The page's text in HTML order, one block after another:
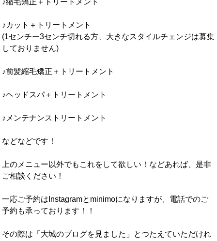
♪縮毛矯正＋トリートメント
♪カット＋トリートメント
(1センチー3センチ切れる方、大きなスタイルチェンジは募集
しておりません)
♪前髪縮毛矯正＋トリートメント
♪ヘッドスパ＋トリートメント
♪メンテナンストリートメント
などなどです！
上のメニュー以外でもこれをして欲しい！などあれば、是非
ご相談ください！
一応ご予約はInstagramとminimoになりますが、電話でのご
予約も承っております！！
その際は「大城のブログを見ました」とつたえていただけれ